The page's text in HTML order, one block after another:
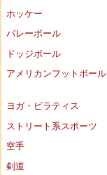
ホッケー
バレーボール
ドッジボール
アメリカンフットボール
ヨガ・ピラティス
ストリート系スポーツ
空手
剣道